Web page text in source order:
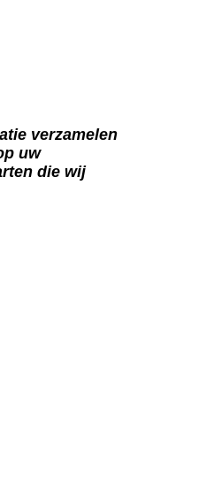
verzamelen
uw
die wij